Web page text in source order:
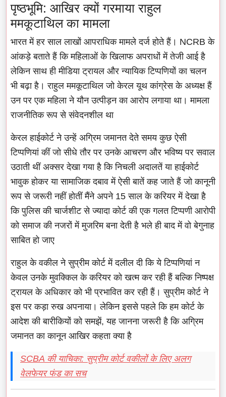
पृष्ठभूमि: आखिर क्यों गरमाया राहुल
ममकूटाथिल का मामला
भारत में हर साल लाखों आपराधिक मामले दर्ज होते हैं। NCRB के
आंकड़े बताते हैं कि महिलाओं के खिलाफ अपराधों में तेजी आई है
लेकिन साथ ही मीडिया ट्रायल और न्यायिक टिप्पणियों का चलन
भी बढ़ा है। राहुल ममकूटाथिल जो केरल यूथ कांग्रेस के अध्यक्ष हैं
उन पर एक महिला ने यौन उत्पीड़न का आरोप लगाया था। मामला
राजनीतिक रूप से संवेदनशील था
केरल हाईकोर्ट ने उन्हें अग्रिम जमानत देते समय कुछ ऐसी
टिप्पणियां कीं जो सीधे तौर पर उनके आचरण और भविष्य पर सवाल
उठाती थीं अक्सर देखा गया है कि निचली अदालतें या हाईकोर्ट
भावुक होकर या सामाजिक दबाव में ऐसी बातें कह जाते हैं जो कानूनी
रूप से जरूरी नहीं होतीं मैंने अपने 15 साल के करियर में देखा है
कि पुलिस की चार्जशीट से ज्यादा कोर्ट की एक गलत टिप्पणी आरोपी
को समाज की नजरों में मुजरिम बना देती है भले ही बाद में वो बेगुनाह
साबित हो जाए
राहुल के वकील ने सुप्रीम कोर्ट में दलील दी कि ये टिप्पणियां न
केवल उनके मुवक्किल के करियर को खत्म कर रही हैं बल्कि निष्पक्ष
ट्रायल के अधिकार को भी प्रभावित कर रही हैं। सुप्रीम कोर्ट ने
इस पर कड़ा रुख अपनाया। लेकिन इससे पहले कि हम कोर्ट के
आदेश की बारीकियों को समझें, यह जानना जरूरी है कि अग्रिम
जमानत का कानून आखिर कहता क्या है
SCBA की याचिका: सुप्रीम कोर्ट वकीलों के लिए अलग
वेलफेयर फंड का सच